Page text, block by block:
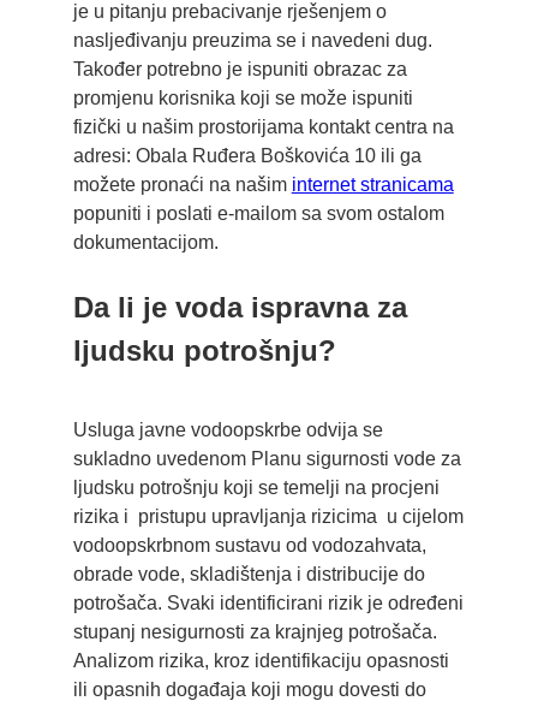
je u pitanju prebacivanje rješenjem o
nasljeđivanju preuzima se i navedeni dug.
Također potrebno je ispuniti obrazac za
promjenu korisnika koji se može ispuniti
fizički u našim prostorijama kontakt centra na
adresi: Obala Ruđera Boškovića 10 ili ga
možete pronaći na našim internet stranicama
popuniti i poslati e-mailom sa svom ostalom
dokumentacijom.
Da li je voda ispravna za
ljudsku potrošnju?
Usluga javne vodoopskrbe odvija se
sukladno uvedenom Planu sigurnosti vode za
ljudsku potrošnju koji se temelji na procjeni
rizika i pristupu upravljanja rizicima u cijelom
vodoopskrbnom sustavu od vodozahvata,
obrade vode, skladištenja i distribucije do
potrošača. Svaki identificirani rizik je određeni
stupanj nesigurnosti za krajnjeg potrošača.
Analizom rizika, kroz identifikaciju opasnosti
ili opasnih događaja koji mogu dovesti do